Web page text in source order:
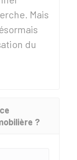
Mais
du
?